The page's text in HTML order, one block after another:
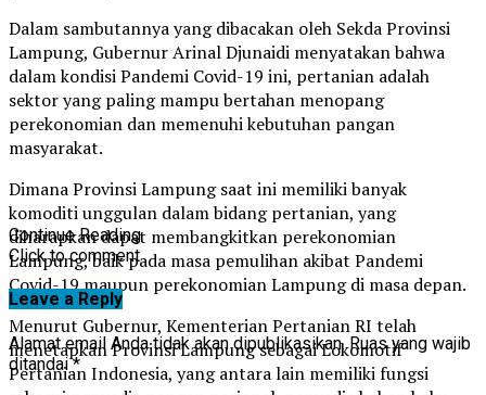
Dalam sambutannya yang dibacakan oleh Sekda Provinsi
Lampung, Gubernur Arinal Djunaidi menyatakan bahwa
dalam kondisi Pandemi Covid-19 ini, pertanian adalah
sektor yang paling mampu bertahan menopang
perekonomian dan memenuhi kebutuhan pangan
masyarakat.
Dimana Provinsi Lampung saat ini memiliki banyak
komoditi unggulan dalam bidang pertanian, yang
diharapkan dapat membangkitkan perekonomian
Lampung, baik pada masa pemulihan akibat Pandemi
Covid-19 maupun perekonomian Lampung di masa depan.
Menurut Gubernur, Kementerian Pertanian RI telah
menetapkan Provinsi Lampung sebagai Lokomotif
Pertanian Indonesia, yang antara lain memiliki fungsi
Continue Reading
Click to comment
Leave a Reply
Alamat email Anda tidak akan dipublikasikan. Ruas yang wajib
ditandai*